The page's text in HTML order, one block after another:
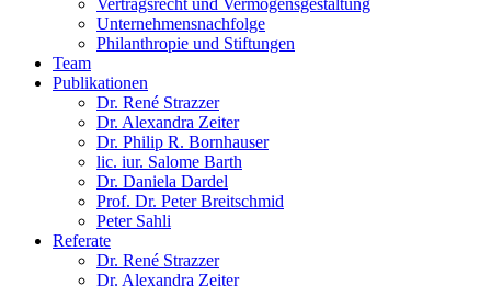
Vertragsrecht und Vermögensgestaltung
Unternehmensnachfolge
Philanthropie und Stiftungen
Team
Publikationen
Dr. René Strazzer
Dr. Alexandra Zeiter
Dr. Philip R. Bornhauser
lic. iur. Salome Barth
Dr. Daniela Dardel
Prof. Dr. Peter Breitschmid
Peter Sahli
Referate
Dr. René Strazzer
Dr. Alexandra Zeiter